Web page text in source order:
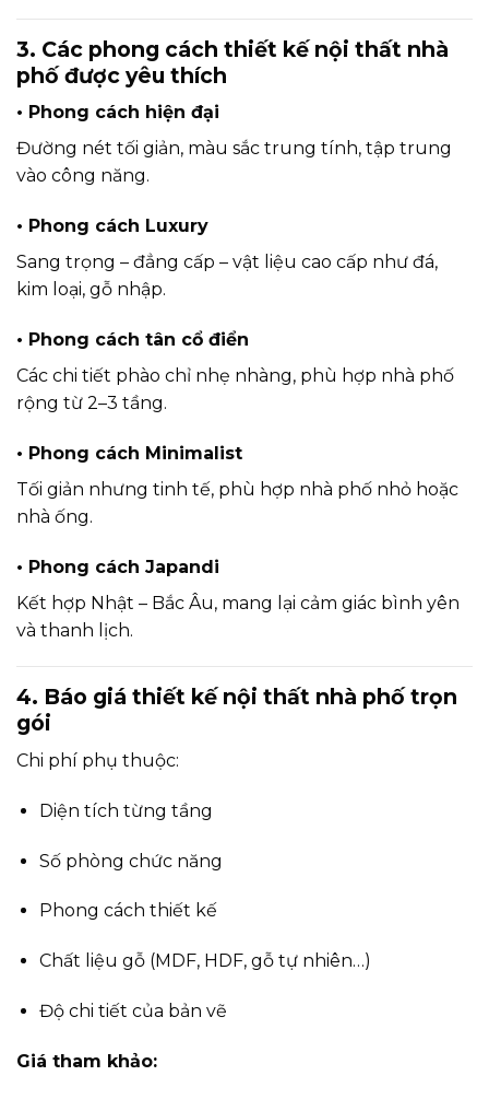
3. Các phong cách thiết kế nội thất nhà
phố được yêu thích
• Phong cách hiện đại
Đường nét tối giản, màu sắc trung tính, tập trung
vào công năng.
• Phong cách Luxury
Sang trọng – đẳng cấp – vật liệu cao cấp như đá,
kim loại, gỗ nhập.
• Phong cách tân cổ điển
Các chi tiết phào chỉ nhẹ nhàng, phù hợp nhà phố
rộng từ 2–3 tầng.
• Phong cách Minimalist
Tối giản nhưng tinh tế, phù hợp nhà phố nhỏ hoặc
nhà ống.
• Phong cách Japandi
Kết hợp Nhật – Bắc Âu, mang lại cảm giác bình yên
và thanh lịch.
4. Báo giá thiết kế nội thất nhà phố trọn
gói
Chi phí phụ thuộc:
Diện tích từng tầng
Số phòng chức năng
Phong cách thiết kế
Chất liệu gỗ (MDF, HDF, gỗ tự nhiên…)
Độ chi tiết của bản vẽ
Giá tham khảo: